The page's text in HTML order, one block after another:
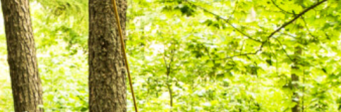
reisinformatie